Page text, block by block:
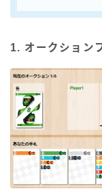
1. オークション